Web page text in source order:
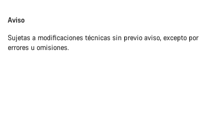
Aviso
Sujetas a modificaciones técnicas sin previo aviso, excepto por
errores u omisiones.